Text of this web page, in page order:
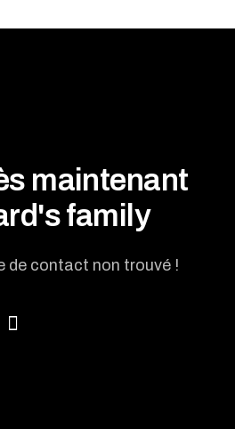
maintenant
family
de contact non trouvé !